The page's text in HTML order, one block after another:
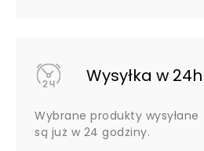
Wysyłka w 24h
Wybrane produkty wysyłane
są już w 24 godziny.